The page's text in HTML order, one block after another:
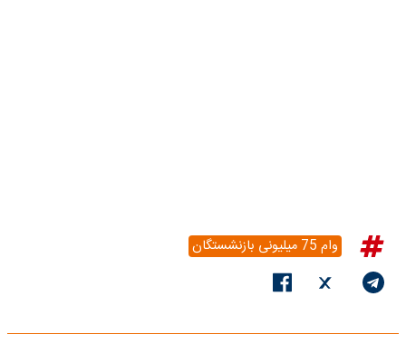
وام 75 میلیونی بازنشستگان